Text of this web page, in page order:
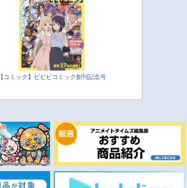
【コミック】ビビビコミック創刊記念号